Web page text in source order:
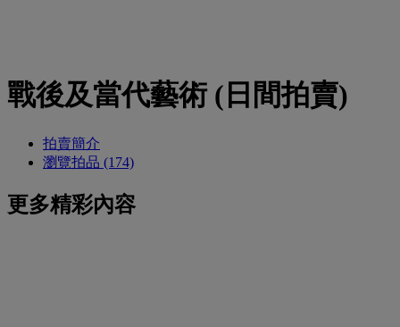
戰後及當代藝術 (日間拍賣)
拍賣簡介
瀏覽拍品 (174)
更多精彩內容